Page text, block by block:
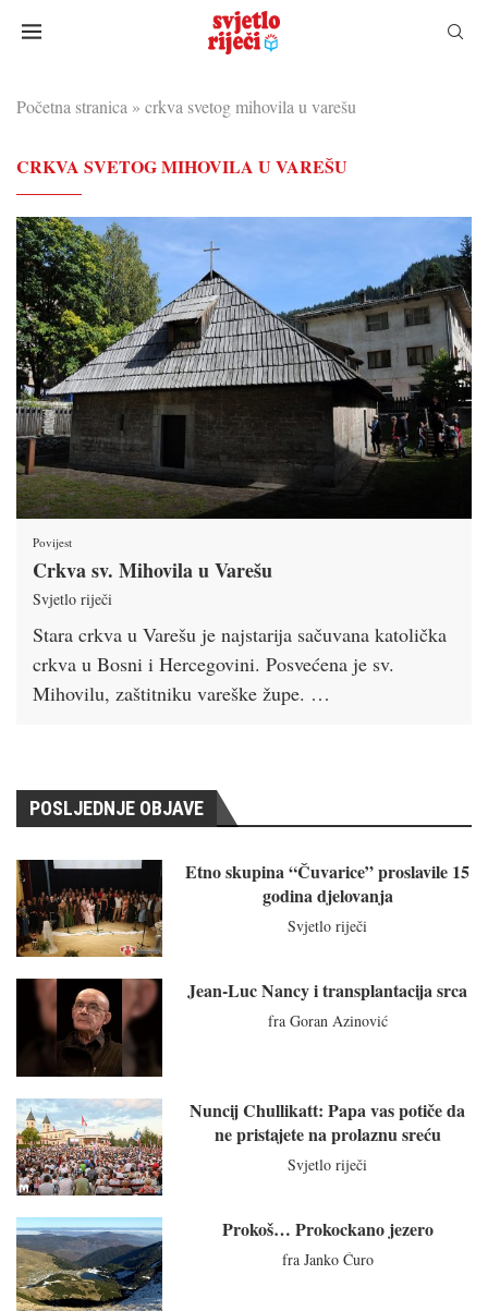
Početna stranica » crkva svetog mihovila u varešu
CRKVA SVETOG MIHOVILA U VAREŠU
Povijest
Crkva sv. Mihovila u Varešu
Svjetlo riječi
Stara crkva u Varešu je najstarija sačuvana katolička
crkva u Bosni i Hercegovini. Posvećena je sv.
Mihovilu, zaštitniku vareške župe. …
POSLJEDNJE OBJAVE
Etno skupina “Čuvarice” proslavile 15
godina djelovanja
Svjetlo riječi
Jean-Luc Nancy i transplantacija srca
fra Goran Azinović
Nuncij Chullikatt: Papa vas potiče da
ne pristajete na prolaznu sreću
Svjetlo riječi
Prokoš… Prokockano jezero
fra Janko Ćuro